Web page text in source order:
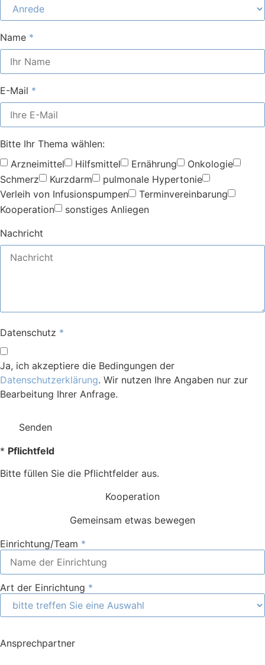
Name
E-Mail
Bitte Ihr Thema wählen:
Arzneimittel
Hilfsmittel Ernährung
Onkologie
Schmerz
Kurzdarm
pulmonale Hypertonie
Verleih von Infusionspumpen
Terminvereinbarung
Kooperation
sonstiges Anliegen
Nachricht
Datenschutz
Ja, ich akzeptiere die Bedingungen der
Datenschutzerklärung. Wir nutzen Ihre Angaben nur zur
Bearbeitung Ihrer Anfrage.
Senden
* Pflichtfeld
Bitte füllen Sie die Pflichtfelder aus.
Kooperation
Gemeinsam etwas bewegen
Einrichtung/Team
Art der Einrichtung
Ansprechpartner